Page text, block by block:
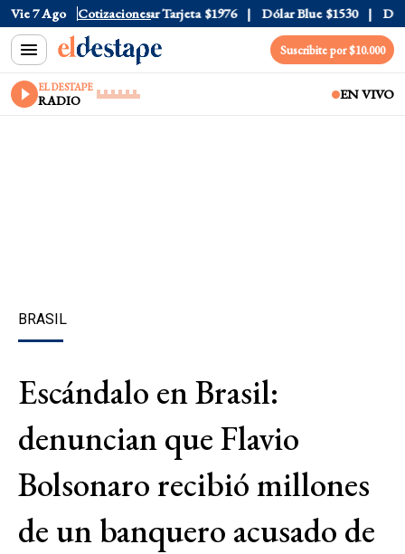
Vie 7 Ago Cotizaciones
Oficial $1520 Dólar Tarjeta $1976 Dólar Blue $1530 Dólar
Suscribite por $10.000
EL DESTAPE
RADIO EN VIVO
BRASIL
Escándalo en Brasil:
denuncian que Flavio
Bolsonaro recibió millones
de un banquero acusado de